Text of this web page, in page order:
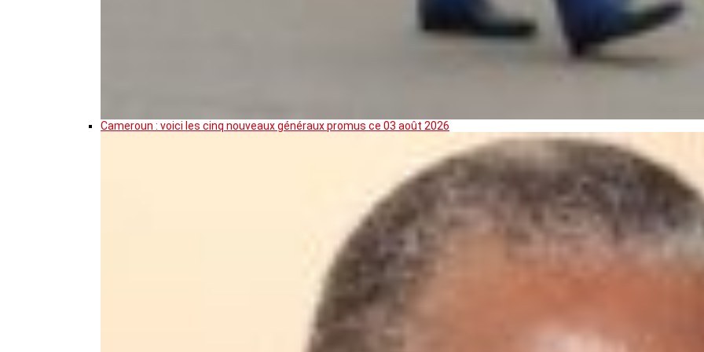
Cameroun : voici les cinq nouveaux généraux promus ce 03 août 2026